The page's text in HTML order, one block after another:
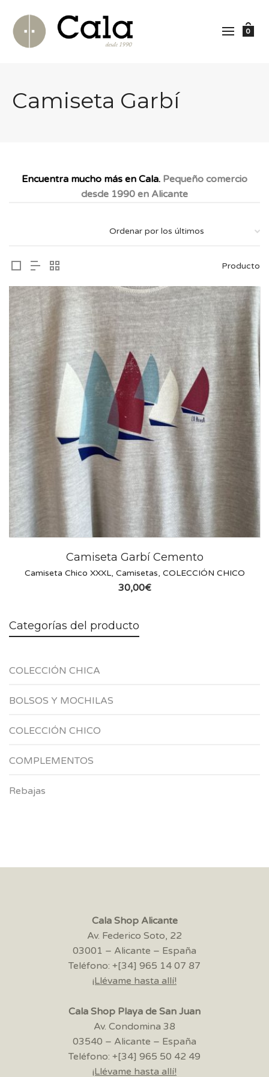
0
Camiseta Garbí
Encuentra mucho más en Cala. Pequeño comercio
desde 1990 en Alicante
Producto
Camiseta Garbí Cemento
Camiseta Chico XXXL, Camisetas, COLECCIÓN CHICO
30,00€
Categorías del producto
COLECCIÓN CHICA
BOLSOS Y MOCHILAS
COLECCIÓN CHICO
COMPLEMENTOS
Rebajas
Cala Shop Alicante
Av. Federico Soto, 22
03001 – Alicante – España
Teléfono: +[34] 965 14 07 87
¡Llévame hasta allí!
Cala Shop Playa de San Juan
Av. Condomina 38
03540 – Alicante – España
Teléfono: +[34] 965 50 42 49
¡Llévame hasta allí!